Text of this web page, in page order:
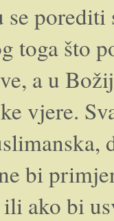
se
toga što
a u
vjere.
bi
ili ako bi